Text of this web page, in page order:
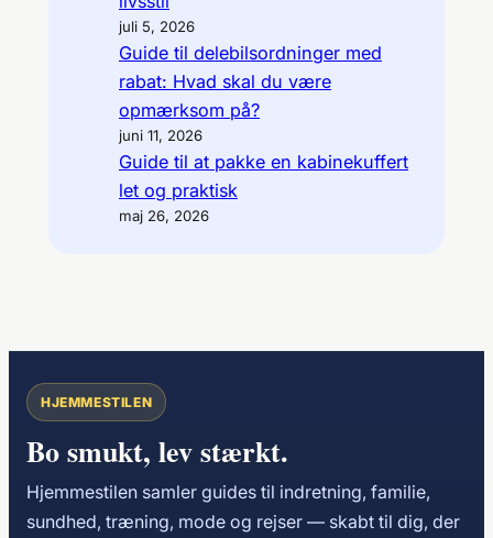
juli 5, 2026
Guide til delebilsordninger med
rabat: Hvad skal du være
opmærksom på?
juni 11, 2026
Guide til at pakke en kabinekuffert
let og praktisk
maj 26, 2026
HJEMMESTILEN
Bo smukt, lev stærkt.
Hjemmestilen samler guides til indretning, familie,
sundhed, træning, mode og rejser — skabt til dig, der